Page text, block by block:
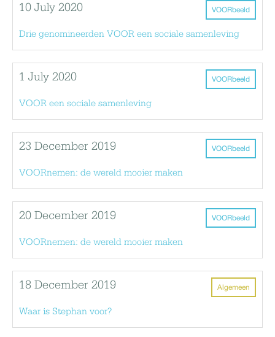
VOORbeeld
10 July 2020
Drie genomineerden VOOR een sociale samenleving
VOORbeeld
1 July 2020
VOOR een sociale samenleving
VOORbeeld
23 December 2019
VOORnemen: de wereld mooier maken
VOORbeeld
20 December 2019
VOORnemen: de wereld mooier maken
Algemeen
18 December 2019
Waar is Stephan voor?